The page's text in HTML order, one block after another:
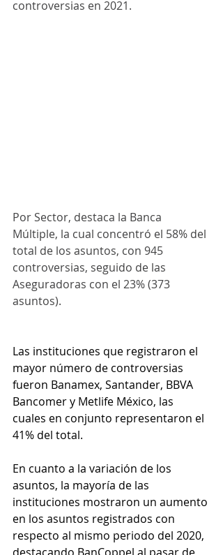
controversias en 2021.
Por Sector, destaca la Banca
Múltiple, la cual concentró el 58% del
total de los asuntos, con 945
controversias, seguido de las
Aseguradoras con el 23% (373
asuntos).
Las instituciones que registraron el
mayor número de controversias
fueron Banamex, Santander, BBVA
Bancomer y Metlife México, las
cuales en conjunto representaron el
41% del total.
En cuanto a la variación de los
asuntos, la mayoría de las
instituciones mostraron un aumento
en los asuntos registrados con
respecto al mismo periodo del 2020,